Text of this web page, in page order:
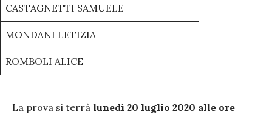
CASTAGNETTI SAMUELE
MONDANI LETIZIA
ROMBOLI ALICE
La prova si terrà lunedì 20 luglio 2020 alle ore